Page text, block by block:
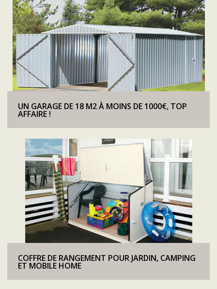
UN GARAGE DE 18 M2 À MOINS DE 1000€, TOP
AFFAIRE !
COFFRE DE RANGEMENT POUR JARDIN, CAMPING
ET MOBILE HOME